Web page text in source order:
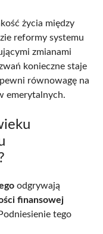
życia między
reformy systemu
zmianami
konieczne staje
równowagę na
emerytalnych.
odgrywają
finansowej
tego